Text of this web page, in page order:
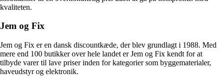
kvaliteten.
Jem og Fix
Jem og Fix er en dansk discountkæde, der blev grundlagt i 1988. Med
mere end 100 butikker over hele landet er Jem og Fix kendt for at
tilbyde varer til lave priser inden for kategorier som byggematerialer,
haveudstyr og elektronik.